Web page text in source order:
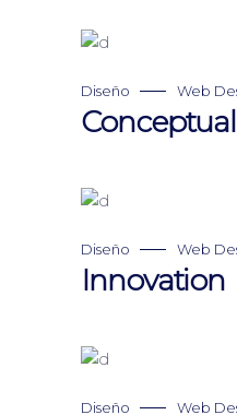
Diseño Web
Diseño Web
Innovation
Diseño Web